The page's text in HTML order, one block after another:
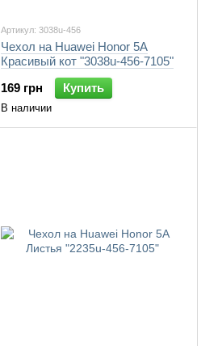
Артикул: 3038u-456
Чехол на Huawei Honor 5A
Красивый кот "3038u-456-7105"
169 грн
Купить
В наличии